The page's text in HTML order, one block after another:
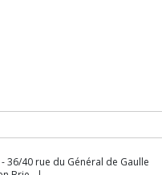
40 rue du Général de Gaulle